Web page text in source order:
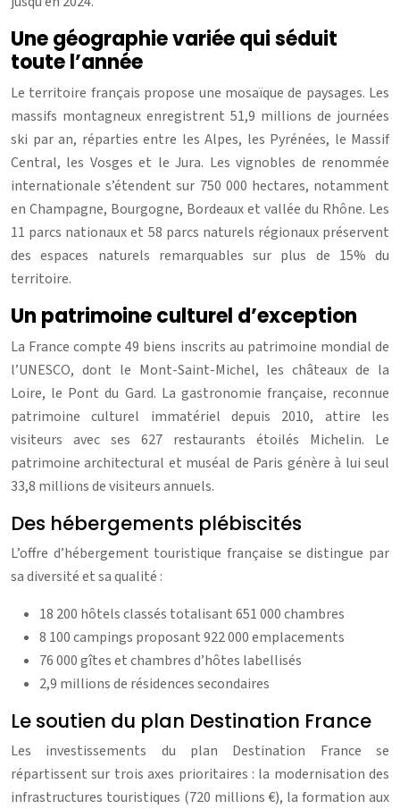
Une géographie variée qui séduit
toute l’année
Le territoire français propose une mosaïque de paysages. Les
massifs montagneux enregistrent 51,9 millions de journées
ski par an, réparties entre les Alpes, les Pyrénées, le Massif
Central, les Vosges et le Jura. Les vignobles de renommée
internationale s’étendent sur 750 000 hectares, notamment
en Champagne, Bourgogne, Bordeaux et vallée du Rhône. Les
11 parcs nationaux et 58 parcs naturels régionaux préservent
des espaces naturels remarquables sur plus de 15% du
territoire.
Un patrimoine culturel d’exception
La France compte 49 biens inscrits au patrimoine mondial de
l’UNESCO, dont le Mont-Saint-Michel, les châteaux de la
Loire, le Pont du Gard. La gastronomie française, reconnue
patrimoine culturel immatériel depuis 2010, attire les
visiteurs avec ses 627 restaurants étoilés Michelin. Le
patrimoine architectural et muséal de Paris génère à lui seul
33,8 millions de visiteurs annuels.
Des hébergements plébiscités
L’offre d’hébergement touristique française se distingue par
sa diversité et sa qualité :
18 200 hôtels classés totalisant 651 000 chambres
8 100 campings proposant 922 000 emplacements
76 000 gîtes et chambres d’hôtes labellisés
2,9 millions de résidences secondaires
Le soutien du plan Destination France
Les investissements du plan Destination France se
répartissent sur trois axes prioritaires : la modernisation des
infrastructures touristiques (720 millions €), la formation aux